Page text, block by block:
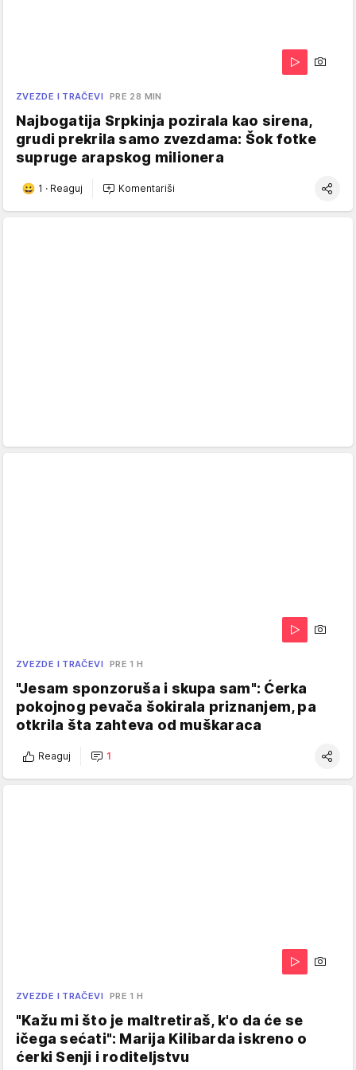
ZVEZDE I TRAČEVI PRE 28 MIN
Najbogatija Srpkinja pozirala kao sirena,
grudi prekrila samo zvezdama: Šok fotke
supruge arapskog milionera
1 · Reaguj Komentariši
ZVEZDE I TRAČEVI PRE 1 H
"Jesam sponzoruša i skupa sam": Ćerka
pokojnog pevača šokirala priznanjem, pa
otkrila šta zahteva od muškaraca
Reaguj 1
ZVEZDE I TRAČEVI PRE 1 H
"Kažu mi što je maltretiraš, k'o da će se
ičega sećati": Marija Kilibarda iskreno o
ćerki Senji i roditeljstvu